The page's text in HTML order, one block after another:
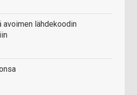
avoimen lähdekoodin